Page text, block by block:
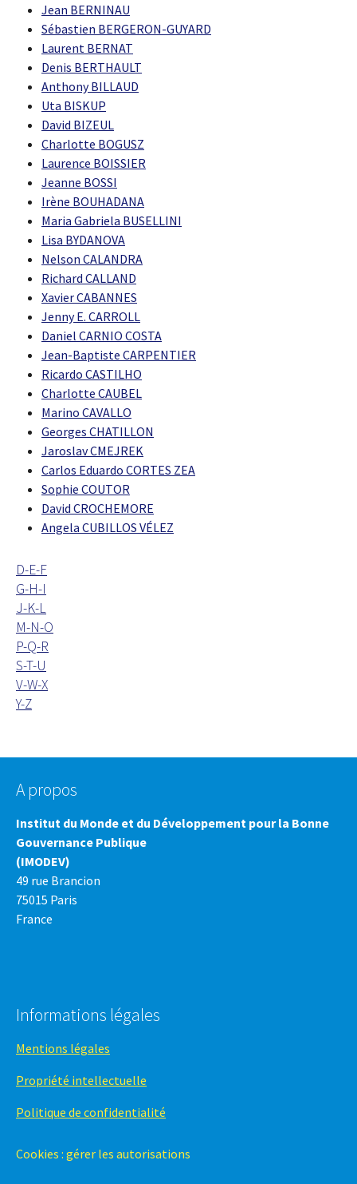
Jean BERNINAU
Sébastien BERGERON-GUYARD
Laurent BERNAT
Denis BERTHAULT
Anthony BILLAUD
Uta BISKUP
David BIZEUL
Charlotte BOGUSZ
Laurence BOISSIER
Jeanne BOSSI
Irène BOUHADANA
Maria Gabriela BUSELLINI
Lisa BYDANOVA
Nelson CALANDRA
Richard CALLAND
Xavier CABANNES
Jenny E. CARROLL
Daniel CARNIO COSTA
Jean-Baptiste CARPENTIER
Ricardo CASTILHO
Charlotte CAUBEL
Marino CAVALLO
Georges CHATILLON
Jaroslav CMEJREK
Carlos Eduardo CORTES ZEA
Sophie COUTOR
David CROCHEMORE
Angela CUBILLOS VÉLEZ
D-E-F
G-H-I
J-K-L
M-N-O
P-Q-R
S-T-U
V-W-X
Y-Z
A propos
Institut du Monde et du Développement pour la Bonne
Gouvernance Publique
(IMODEV)
49 rue Brancion
75015 Paris
France
Informations légales
Mentions légales
Propriété intellectuelle
Politique de confidentialité
Cookies : gérer les autorisations